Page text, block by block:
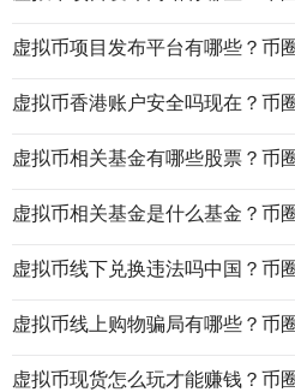
虚拟币项目发布平台有哪些？币
虚拟币香港账户安全吗现在？币
虚拟币相关基金有哪些股票？币
虚拟币相关基金是什么基金？币
虚拟币线下兑换违法吗中国？币
虚拟币线上购物骗局有哪些？币
虚拟币现货怎么玩才能赚钱？币